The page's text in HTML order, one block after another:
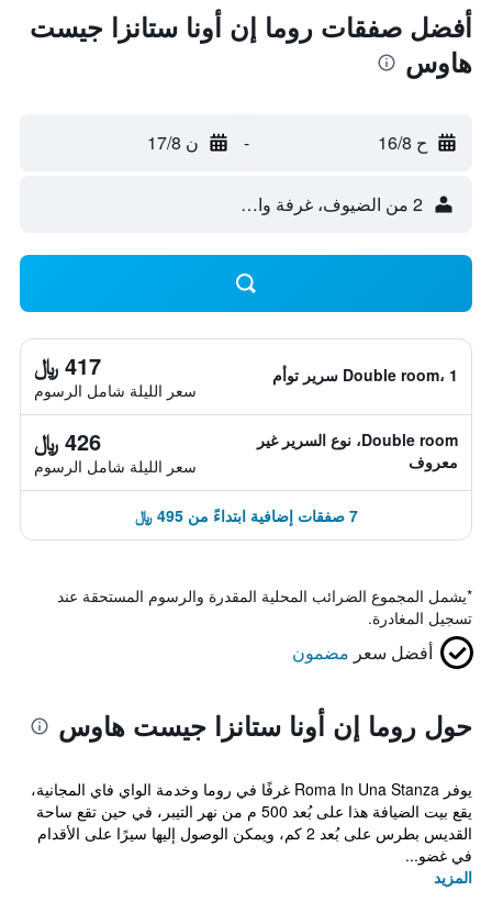
أفضل صفقات روما إن أونا ستانزا جيست
هاوس
ح 16/8 - ن 17/8
2 من الضيوف، غرفة واحدة
Double room، 1 سرير توأم 417 ﷼
سعر الليلة شامل الرسوم
Double room، نوع السرير غير
معروف
426 ﷼
سعر الليلة شامل الرسوم
7 صفقات إضافية ابتداءً من 495 ﷼
*يشمل المجموع الضرائب المحلية المقدرة والرسوم المستحقة عند
تسجيل المغادرة.
أفضل سعر مضمون
حول روما إن أونا ستانزا جيست هاوس
يوفر Roma In Una Stanza غرفًا في روما وخدمة الواي فاي المجانية،
يقع بيت الضيافة هذا على بُعد 500 م من نهر التيبر، في حين تقع ساحة
القديس بطرس على بُعد 2 كم، ويمكن الوصول إليها سيرًا على الأقدام
في غضو...
المزيد